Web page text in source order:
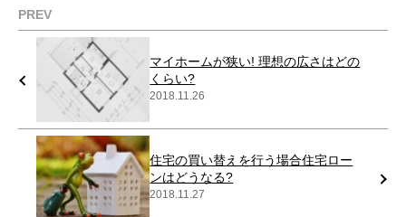
PREV
マイホームが狭い! 理想の広さはどの
くらい?
2018.11.26
住宅の買い替えを行う場合住宅ロー
ンはどうなる?
2018.11.27